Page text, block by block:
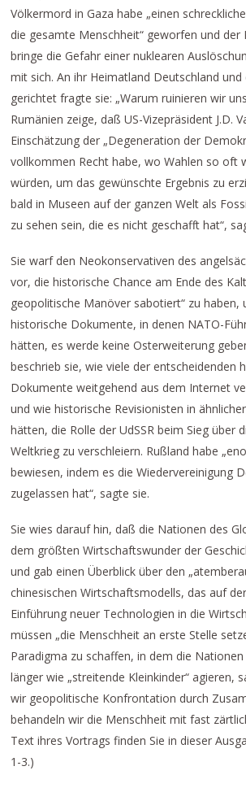
Völkermord in Gaza habe „einen
die gesamte Menschheit“ geworfen und der
bringe die Gefahr einer nuklearen
mit sich. An ihr Heimatland Deutschland und
gerichtet fragte sie: „Warum ruinieren wir
Rumänien zeige, daß US-Vizepräsident J.D.
Einschätzung der „Degeneration der
vollkommen Recht habe, wo Wahlen so oft
würden, um das gewünschte Ergebnis zu
bald in Museen auf der ganzen Welt als
zu sehen sein, die es nicht geschafft hat“,
Sie warf den Neokonservativen des
vor, die historische Chance am Ende des
geopolitische Manöver sabotiert“ zu haben,
historische Dokumente, in denen NATO-
hätten, es werde keine Osterweiterung
beschrieb sie, wie viele der entscheidenden
Dokumente weitgehend aus dem Internet
und wie historische Revisionisten in
hätten, die Rolle der UdSSR beim Sieg über
Weltkrieg zu verschleiern. Rußland habe
bewiesen, indem es die Wiedervereinigung
zugelassen hat“, sagte sie.
Sie wies darauf hin, daß die Nationen des
dem größten Wirtschaftswunder der
und gab einen Überblick über den
chinesischen Wirtschaftsmodells, das auf
Einführung neuer Technologien in die
müssen „die Menschheit an erste Stelle
Paradigma zu schaffen, in dem die
länger wie „streitende Kleinkinder“ agieren,
wir geopolitische Konfrontation durch
behandeln wir die Menschheit mit fast
Text ihres Vortrags finden Sie in dieser
1-3.)